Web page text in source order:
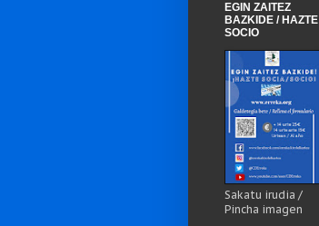
EGIN ZAITEZ
BAZKIDE / HAZTE
SOCIO
Sakatu irudia /
Pincha imagen